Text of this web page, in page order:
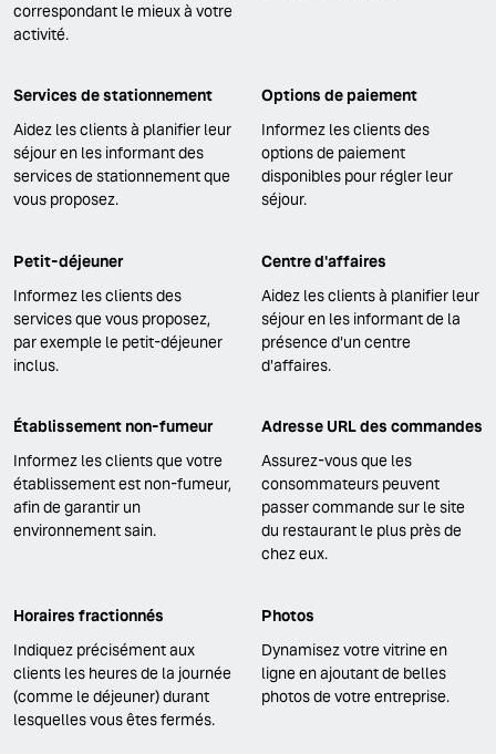
correspondant le mieux à votre
activité.
Services de stationnement
Aidez les clients à planifier leur
séjour en les informant des
services de stationnement que
vous proposez.
Options de paiement
Informez les clients des
options de paiement
disponibles pour régler leur
séjour.
Petit-déjeuner
Informez les clients des
services que vous proposez,
par exemple le petit-déjeuner
inclus.
Centre d'affaires
Aidez les clients à planifier leur
séjour en les informant de la
présence d'un centre
d'affaires.
Établissement non-fumeur
Informez les clients que votre
établissement est non-fumeur,
afin de garantir un
environnement sain.
Adresse URL des commandes
Assurez-vous que les
consommateurs peuvent
passer commande sur le site
du restaurant le plus près de
chez eux.
Horaires fractionnés
Indiquez précisément aux
clients les heures de la journée
(comme le déjeuner) durant
lesquelles vous êtes fermés.
Photos
Dynamisez votre vitrine en
ligne en ajoutant de belles
photos de votre entreprise.